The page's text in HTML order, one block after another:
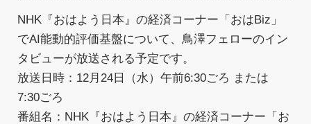
NHK『おはよう日本』の経済コーナー「おはBiz」
でAI能動的評価基盤について、鳥澤フェローのイン
タビューが放送される予定です。
放送日時：12月24日（水）午前6:30ごろ または
7:30ごろ
番組名：NHK『おはよう日本』の経済コーナー「お